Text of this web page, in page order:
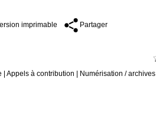
imprimable Partager
|Appels à contribution Numérisation / archives